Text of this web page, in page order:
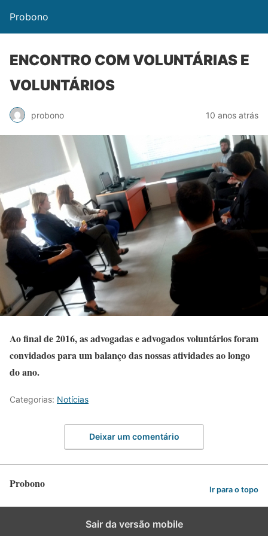
Probono
ENCONTRO COM VOLUNTÁRIAS E
VOLUNTÁRIOS
probono 10 anos atrás
Ao final de 2016, as advogadas e advogados voluntários foram
convidados para um balanço das nossas atividades ao longo
do ano.
Categorias: Notícias
Deixar um comentário
Probono Ir para o topo
Sair da versão mobile